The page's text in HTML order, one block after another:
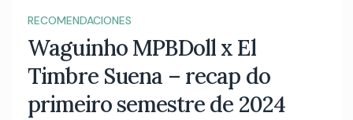
RECOMENDACIONES
Waguinho MPBDoll x El
Timbre Suena – recap do
primeiro semestre de 2024